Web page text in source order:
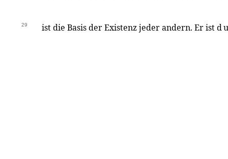
29 ist die Basis der Existenz jeder andern. Er ist